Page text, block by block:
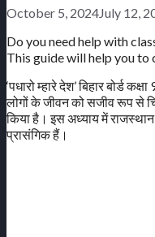
October 5, 2024July 12,
Do you need help with
This guide will help you
‘पधारो म्हारे देश’ बिहार बोर्ड
लोगों के जीवन को सजीव रूप से
किया है। इस अध्याय में
प्रासंगिक हैं।